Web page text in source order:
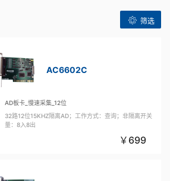
筛选
AC6602C
AD板卡_慢速采集_12位
32路12位15KHZ隔离AD；工作方式：查询；非隔离开关
量：8入8出
699